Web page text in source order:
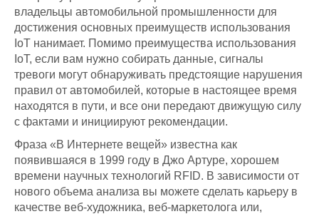
владельцы автомобильной промышленности для
достижения основных преимуществ использования
IoT нанимает. Помимо преимущества использования
IoT, если вам нужно собирать данные, сигналы
тревоги могут обнаруживать предстоящие нарушения
правил от автомобилей, которые в настоящее время
находятся в пути, и все они передают движущую силу
с фактами и инициируют рекомендации.
Фраза «В Интернете вещей» известна как
появившаяся в 1999 году в Джо Артуре, хорошем
времени научных технологий RFID. В зависимости от
нового объема анализа вы можете сделать карьеру в
качестве веб-художника, веб-маркетолога или,